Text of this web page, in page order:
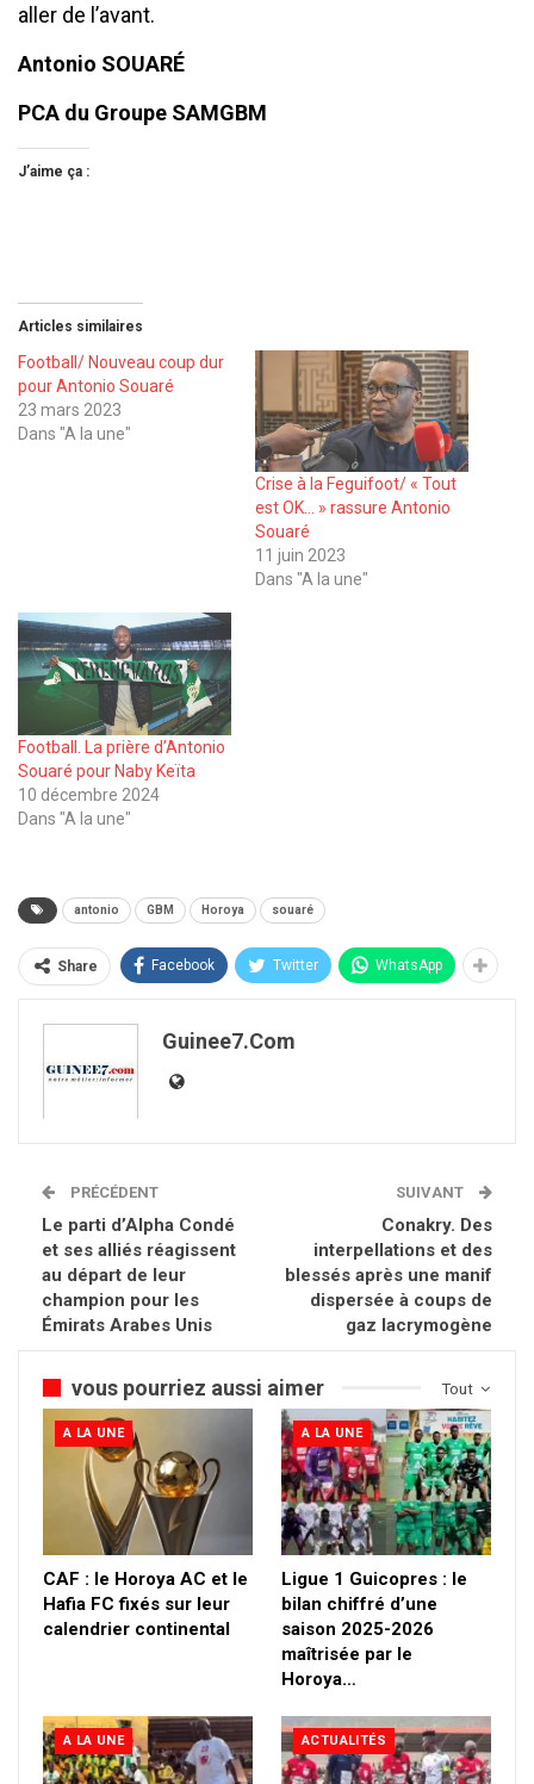
aller de l’avant.
Antonio SOUARÉ
PCA du Groupe SAMGBM
J’aime ça :
Articles similaires
Football/ Nouveau coup dur
pour Antonio Souaré
23 mars 2023
Dans "A la une"
Crise à la Feguifoot/ « Tout
est OK… » rassure Antonio
Souaré
11 juin 2023
Dans "A la une"
Football. La prière d’Antonio
Souaré pour Naby Keïta
10 décembre 2024
Dans "A la une"
antonio GBM Horoya souaré
Share Facebook Twitter WhatsApp
Guinee7.com
PRÉCÉDENT
Le parti d’Alpha Condé
et ses alliés réagissent
au départ de leur
champion pour les
Émirats Arabes Unis
SUIVANT
Conakry. Des
interpellations et des
blessés après une manif
dispersée à coups de
gaz lacrymogène
Tout
vous pourriez aussi aimer
A LA UNE
CAF : le Horoya AC et le
Hafia FC fixés sur leur
calendrier continental
A LA UNE
Ligue 1 Guicopres : le
bilan chiffré d’une
saison 2025-2026
maîtrisée par le
Horoya…
A LA UNE ACTUALITÉS